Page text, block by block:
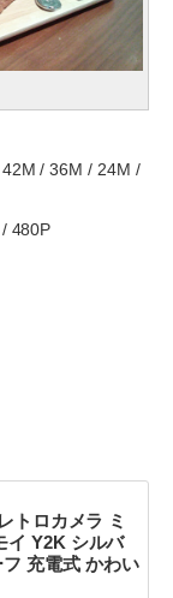
/ 36M / 24M /
480P
トロカメラ ミ
イ Y2K シルバ
充電式 かわい